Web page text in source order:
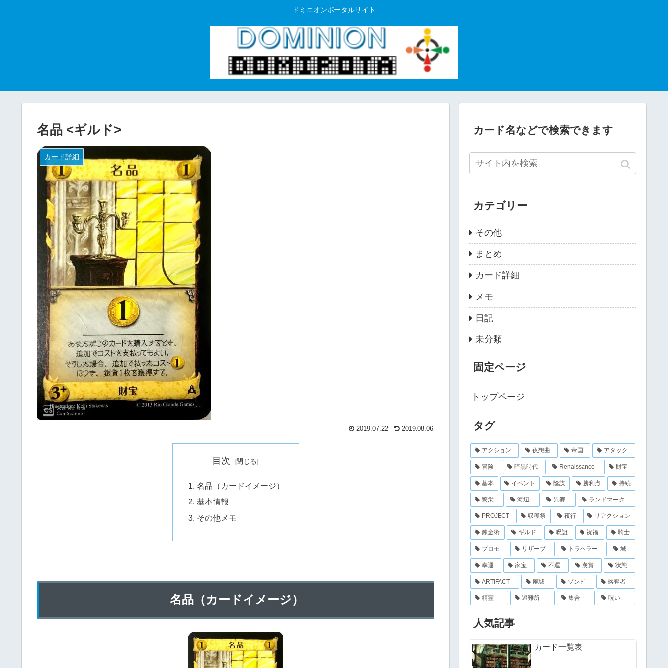
ドミニオンポータルサイト
名品 <ギルド>
カード詳細
2019.08.06
2019.07.22
目次
名品（カードイメージ）
基本情報
その他メモ
名品（カードイメージ）
カード名などで検索できます
カテゴリー
その他
まとめ
カード詳細
メモ
日記
未分類
固定ページ
トップページ
タグ
アクション 夜想曲 帝国 アタック
冒険 暗黒時代 Renaissance 財宝
基本 イベント 陰謀 勝利点 持続
繁栄 海辺 異郷 ランドマーク
PROJECT 収穫祭 夜行 リアクション
錬金術 ギルド 呪詛 祝福 騎士
プロモ リザーブ トラベラー 城
幸運 家宝 不運 褒賞 状態
ARTIFACT 廃墟 ゾンビ 略奪者
精霊 避難所 集合 呪い
人気記事
カード一覧表